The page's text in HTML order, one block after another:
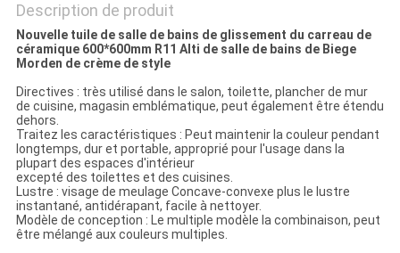
Description de produit
Nouvelle tuile de salle de bains de glissement du carreau de
céramique 600*600mm R11 Alti de salle de bains de Biege
Morden de crème de style
Directives : très utilisé dans le salon, toilette, plancher de mur
de cuisine, magasin emblématique, peut également être étendu
dehors.
Traitez les caractéristiques : Peut maintenir la couleur pendant
longtemps, dur et portable, approprié pour l'usage dans la
plupart des espaces d'intérieur
excepté des toilettes et des cuisines.
Lustre : visage de meulage Concave-convexe plus le lustre
instantané, antidérapant, facile à nettoyer.
Modèle de conception : Le multiple modèle la combinaison, peut
être mélangé aux couleurs multiples.